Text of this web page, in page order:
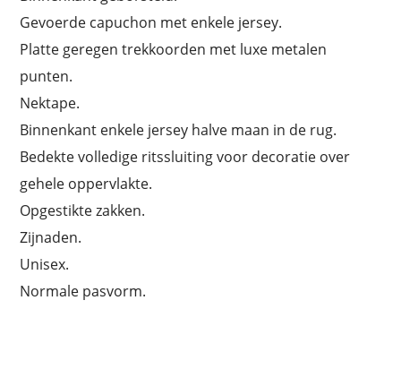
Gevoerde capuchon met enkele jersey.
Platte geregen trekkoorden met luxe metalen
punten.
Nektape.
Binnenkant enkele jersey halve maan in de rug.
Bedekte volledige ritssluiting voor decoratie over
gehele oppervlakte.
Opgestikte zakken.
Zijnaden.
Unisex.
Normale pasvorm.